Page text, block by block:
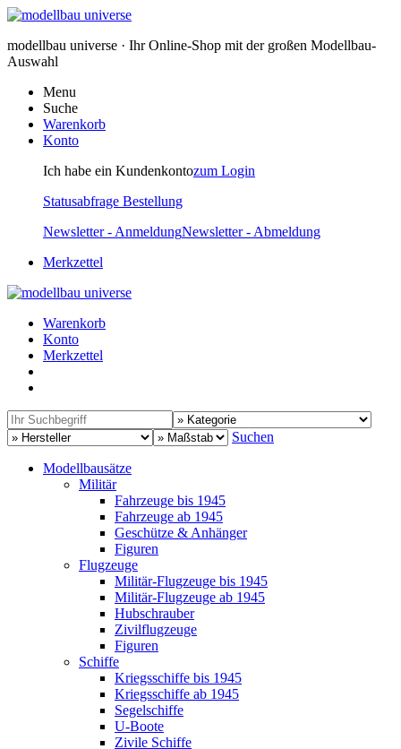
modellbau universe · Ihr Online-Shop mit der großen Modellbau-
Auswahl
Menu
Suche
Warenkorb
Konto
Ich habe ein Kundenkontozum Login
Statusabfrage Bestellung
Newsletter - AnmeldungNewsletter - Abmeldung
Merkzettel
Warenkorb
Konto
Merkzettel
Suchen
Modellbausätze
Militär
Fahrzeuge bis 1945
Fahrzeuge ab 1945
Geschütze & Anhänger
Figuren
Flugzeuge
Militär-Flugzeuge bis 1945
Militär-Flugzeuge ab 1945
Hubschrauber
Zivilflugzeuge
Figuren
Schiffe
Kriegsschiffe bis 1945
Kriegsschiffe ab 1945
Segelschiffe
U-Boote
Zivile Schiffe